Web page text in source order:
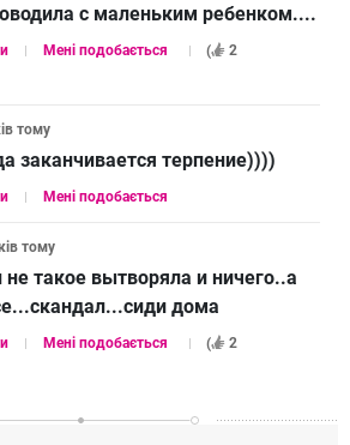
с маленьким ребенком....
Мені подобається (
2
тому
заканчивается терпение))))
Мені подобається
тому
такое вытворяла и ничего..а
дома
Мені подобається (
2